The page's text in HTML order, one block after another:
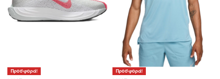
Προσφορά! Προσφορά!